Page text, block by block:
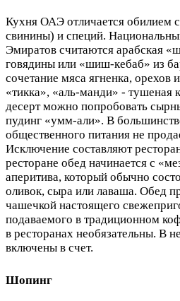
Кухня ОАЭ отличается обилием
свинины) и специй.
Эмиратов считаются арабская
говядины или «шиш-кебаб» из
сочетание мяса ягненка,
«тикка», «аль-манди» - тушеная
десерт можно попробовать
пудинг «умм-али». В
общественного питания не
Исключение составляют
ресторане обед начинается с
аперитива, который обычно
оливок, сыра или лаваша. Обед
чашечкой настоящего
подаваемого в традиционном
в ресторанах необязательны. В
включены в счет.
Шопинг